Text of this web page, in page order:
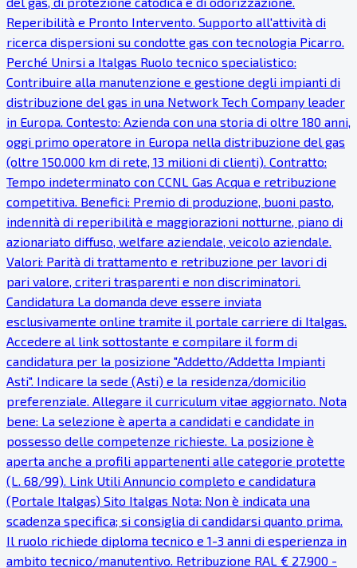
Reperibilità e Pronto Intervento. Supporto all'attività di
ricerca dispersioni su condotte gas con tecnologia Picarro.
Perché Unirsi a Italgas Ruolo tecnico specialistico:
Contribuire alla manutenzione e gestione degli impianti di
distribuzione del gas in una Network Tech Company leader
in Europa. Contesto: Azienda con una storia di oltre 180 anni,
oggi primo operatore in Europa nella distribuzione del gas
(oltre 150.000 km di rete, 13 milioni di clienti). Contratto:
Tempo indeterminato con CCNL Gas Acqua e retribuzione
competitiva. Benefici: Premio di produzione, buoni pasto,
indennità di reperibilità e maggiorazioni notturne, piano di
azionariato diffuso, welfare aziendale, veicolo aziendale.
Valori: Parità di trattamento e retribuzione per lavori di
pari valore, criteri trasparenti e non discriminatori.
Candidatura La domanda deve essere inviata
esclusivamente online tramite il portale carriere di Italgas.
Accedere al link sottostante e compilare il form di
candidatura per la posizione "Addetto/Addetta Impianti
Asti". Indicare la sede (Asti) e la residenza/domicilio
preferenziale. Allegare il curriculum vitae aggiornato. Nota
bene: La selezione è aperta a candidati e candidate in
possesso delle competenze richieste. La posizione è
aperta anche a profili appartenenti alle categorie protette
(L. 68/99). Link Utili Annuncio completo e candidatura
(Portale Italgas) Sito Italgas Nota: Non è indicata una
scadenza specifica; si consiglia di candidarsi quanto prima.
Il ruolo richiede diploma tecnico e 1-3 anni di esperienza in
ambito tecnico/manutentivo. Retribuzione RAL € 27.900 -